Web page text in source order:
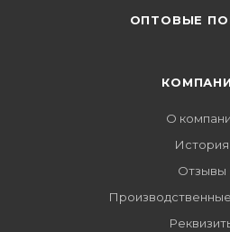
ОПТОВЫЕ
О
История
Отзывы